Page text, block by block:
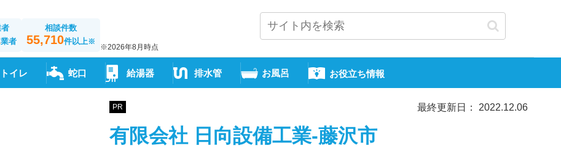
業者
相談件数
55,710件以上※
※2026年8月時点
トイレ 蛇口 給湯器 排水管 お風呂 お役立ち情報
PR 最終更新日： 2022.12.06
有限会社 日向設備工業-藤沢市